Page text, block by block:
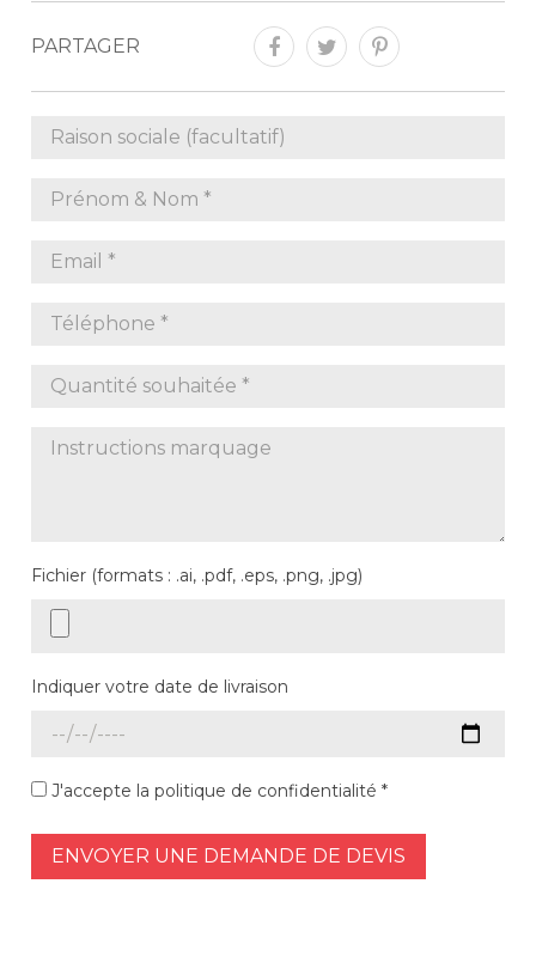
PARTAGER
Fichier (formats : .ai, .pdf, .eps, .png, .jpg)
Indiquer votre date de livraison
J'accepte la politique de confidentialité *
ENVOYER UNE DEMANDE DE DEVIS